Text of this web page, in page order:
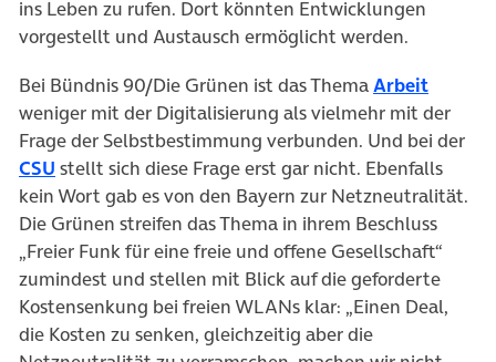
ins Leben zu rufen. Dort könnten Entwicklungen
vorgestellt und Austausch ermöglicht werden.
Bei Bündnis 90/Die Grünen ist das ThemaArbeit
weniger mit der Digitalisierung als vielmehr mit der
Frage der Selbstbestimmung verbunden. Und bei der
CSU stellt sich diese Frage erst gar nicht. Ebenfalls
kein Wort gab es von den Bayern zur Netzneutralität.
Die Grünen streifen das Thema in ihrem Beschluss
„Freier Funk für eine freie und offene Gesellschaft“
zumindest und stellen mit Blick auf die geforderte
Kostensenkung bei freien WLANs klar: „Einen Deal,
die Kosten zu senken, gleichzeitig aber die